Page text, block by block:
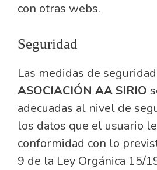
con otras webs.
Seguridad
Las medidas de
ASOCIACIÓN AA SIRIO
adecuadas al nivel de
los datos que el usuario
conformidad con lo
9 de la Ley Orgánica 15/